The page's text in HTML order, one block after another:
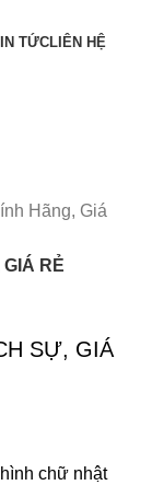
TỨCLIÊN HỆ
Hãng, Giá
RẺ
SỰ, GIÁ
chữ nhật